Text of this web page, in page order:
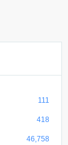
111
418
46,758